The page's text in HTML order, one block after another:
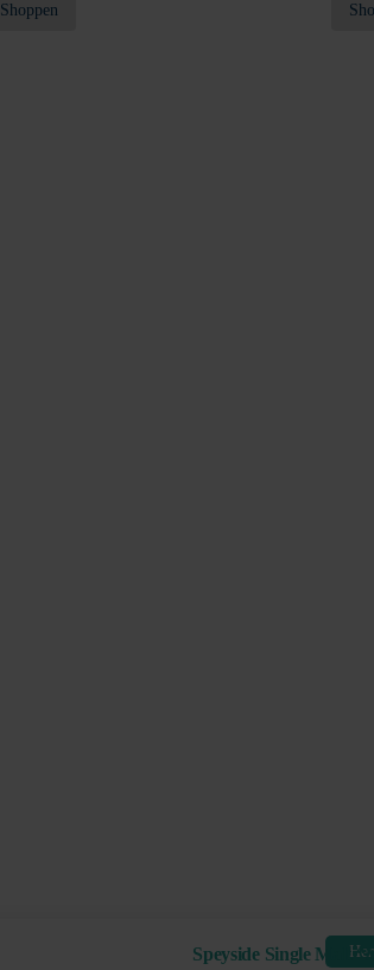
Shoppen
Speyside Single Malt